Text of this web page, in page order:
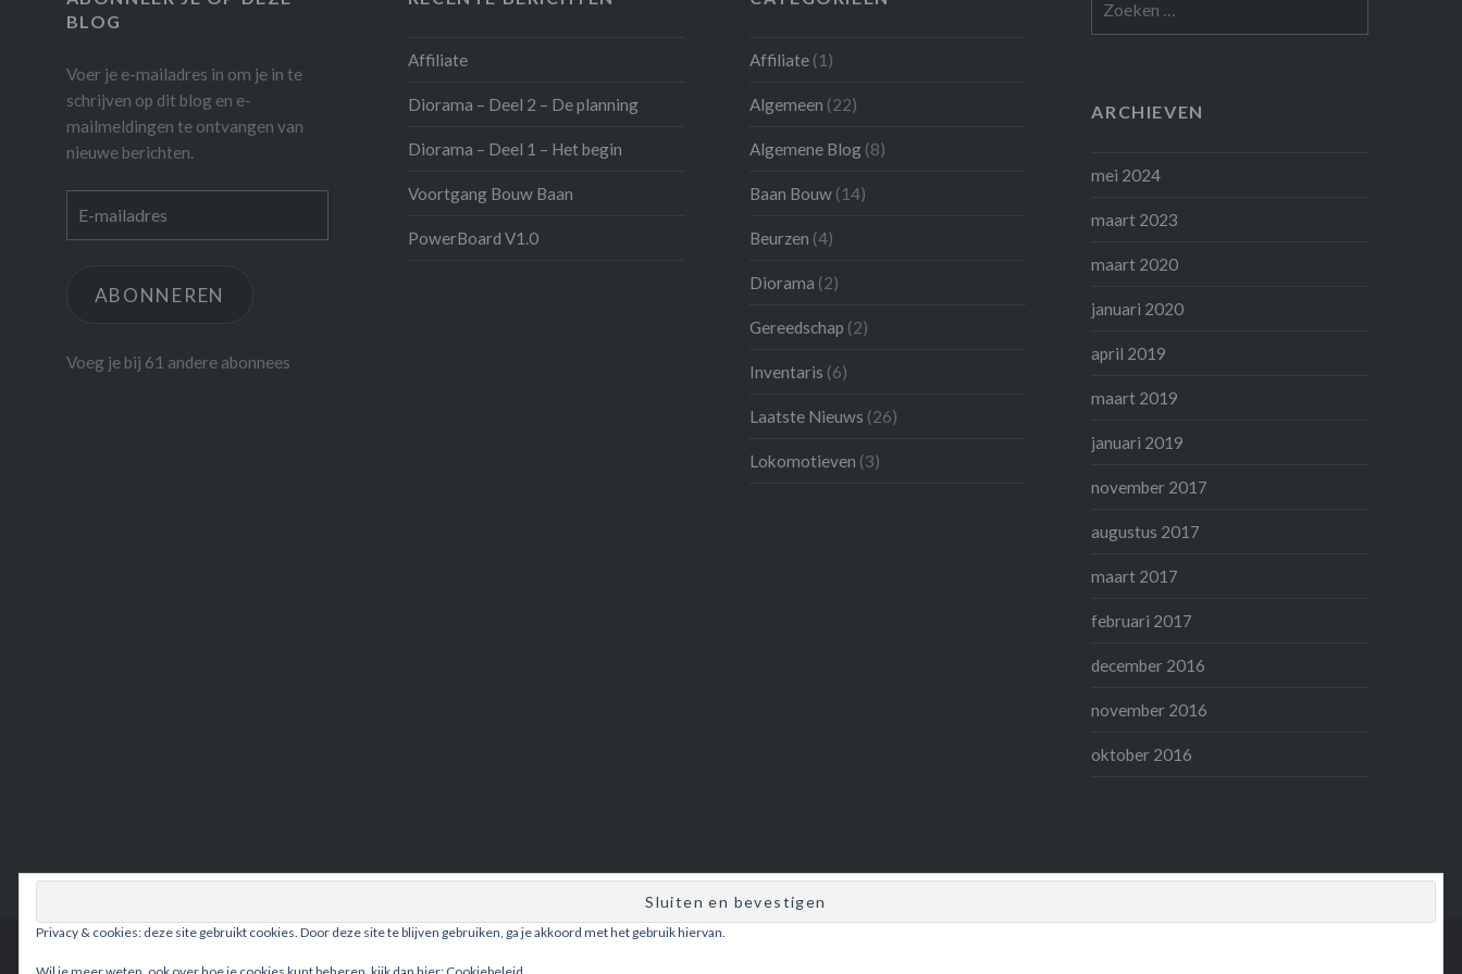
BLOG
Voer je e-mailadres in om je in te
schrijven op dit blog en e-
mailmeldingen te ontvangen van
nieuwe berichten.
ABONNEREN
Voeg je bij 61 andere abonnees
Affiliate
Diorama – Deel 2 – De planning
Diorama – Deel 1 – Het begin
Voortgang Bouw Baan
PowerBoard V1.0
Affiliate (1)
Algemeen (22)
Algemene Blog (8)
Baan Bouw (14)
Beurzen (4)
Diorama (2)
Gereedschap (2)
Inventaris (6)
Laatste Nieuws (26)
Lokomotieven (3)
ARCHIEVEN
mei 2024
maart 2023
maart 2020
januari 2020
april 2019
maart 2019
januari 2019
november 2017
augustus 2017
maart 2017
februari 2017
december 2016
november 2016
oktober 2016
Ondersteund door WordPress
Privacy & cookies: deze site gebruikt cookies. Door deze site te blijven gebruiken, ga je akkoord met het gebruik hiervan.